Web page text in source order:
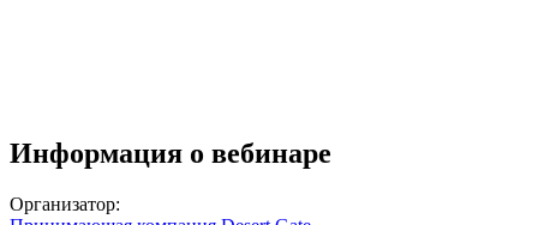
Информация о вебинаре
Организатор: